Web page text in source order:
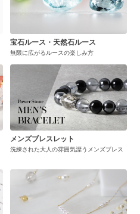
宝石ルース・天然石ルース
無限に広がるルースの楽しみ方
メンズブレスレット
洗練された大人の雰囲気漂うメンズブレス